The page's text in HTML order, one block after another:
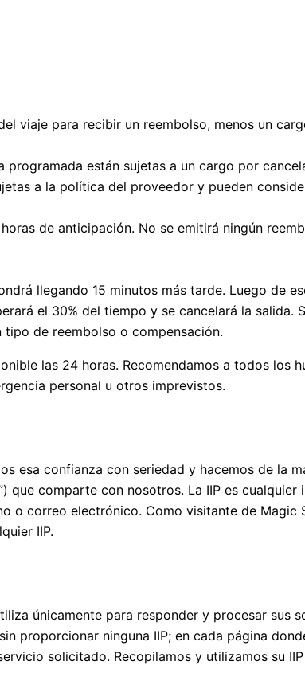
viaje para recibir un reembolso, menos un
están sujetas a un cargo por
a la política del proveedor y pueden
de anticipación. No se emitirá ningún
llegando 15 minutos más tarde. Luego de
el 30% del tiempo y se cancelará la salida.
de reembolso o compensación.
las 24 horas. Recomendamos a todos los
personal u otros imprevistos.
esa confianza con seriedad y hacemos de la
comparte con nosotros. La IIP es cualquier
o correo electrónico. Como visitante de Magic
IIP.
únicamente para responder y procesar sus
proporcionar ninguna IIP; en cada página
solicitado. Recopilamos y utilizamos su